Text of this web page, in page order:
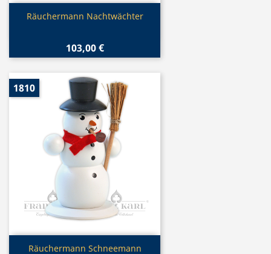
Vorschau
Räuchermann Nachtwächter
103,00 €
Vorschau
Räuchermann Schneemann
1810